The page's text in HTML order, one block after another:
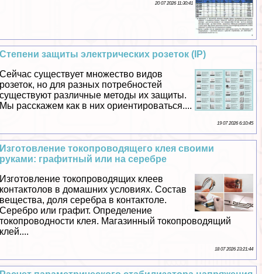
20 07 2026 11:30:41
Степени защиты электрических розеток (IP)
Сейчас существует множество видов
розеток, но для разных потребностей
существуют различные методы их защиты.
Мы расскажем как в них ориентироваться....
19 07 2026 6:10:45
Изготовление токопроводящего клея своими
руками: графитный или на серебре
Изготовление токопроводящих клеев
контактолов в домашних условиях. Состав
вещества, доля серебра в контактоле.
Серебро или графит. Определение
токопроводности клея. Магазинный токопроводящий
клей....
18 07 2026 23:21:44